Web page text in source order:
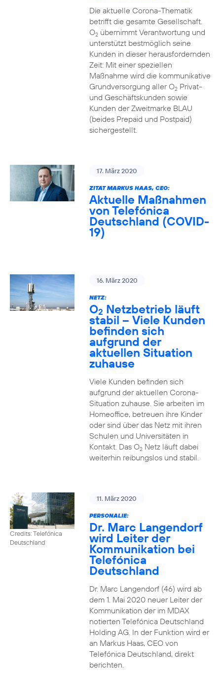
Die aktuelle Corona-Thematik
betrifft die gesamte Gesellschaft.
O2übernimmt Verantwortung und
unterstützt bestmöglich seine
Kunden in dieser herausfordernden
Zeit: Mit einer speziellen
Maßnahme wird die kommunikative
Grundversorgung aller O2Privat-
und Geschäftskunden sowie
Kunden der Zweitmarke BLAU
(beides Prepaid und Postpaid)
sichergestellt.
17. März 2020
ZITAT MARKUS HAAS, CEO:
Aktuelle Maßnahmen
von Telefónica
Deutschland (COVID-
19)
16. März 2020
NETZ:
O2 Netzbetrieb läuft
stabil – Viele Kunden
befinden sich
aufgrund der
aktuellen Situation
zuhause
Viele Kunden befinden sich
aufgrund der aktuellen Corona-
Situation zuhause. Sie arbeiten im
Homeoffice, betreuen ihre Kinder
oder sind über das Netz mit ihren
Schulen und Universitäten in
Kontakt. Das O2Netz läuft dabei
weiterhin reibungslos und stabil.
Credits: Telefónica
Deutschland
11. März 2020
PERSONALIE:
Dr. Marc Langendorf
wird Leiter der
Kommunikation bei
Telefónica
Deutschland
Dr. Marc Langendorf (46) wird ab
dem 1. Mai 2020 neuer Leiter der
Kommunikation der im MDAX
notierten Telefónica Deutschland
Holding AG. In der Funktion wird er
an Markus Haas, CEO von
Telefónica Deutschland, direkt
berichten.